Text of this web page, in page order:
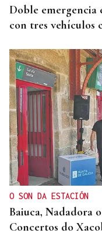
Doble emergencia
con tres vehículos
O SON DA ESTACIÓN
Baiuca, Nadadora
Concertos do